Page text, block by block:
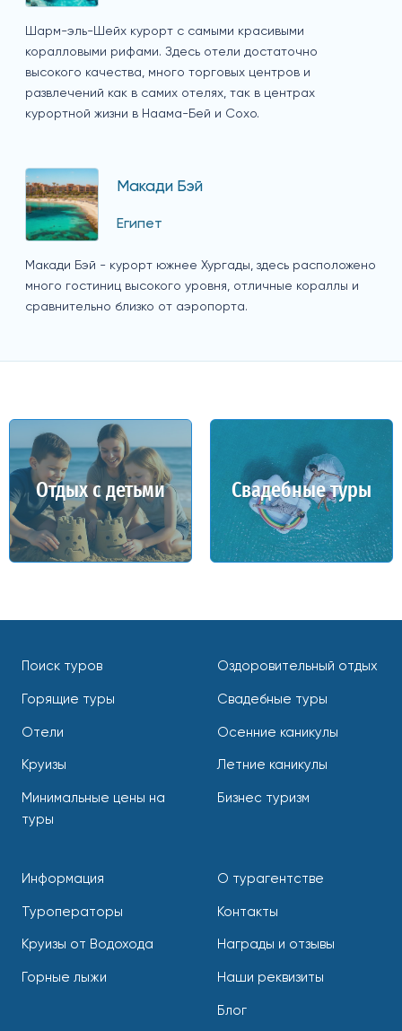
Шарм-эль-Шейх курорт с самыми красивыми
коралловыми рифами. Здесь отели достаточно
высокого качества, много торговых центров и
развлечений как в самих отелях, так в центрах
курортной жизни в Наама-Бей и Сохо.
Макади Бэй
Египет
Макади Бэй - курорт южнее Хургады, здесь расположено
много гостиниц высокого уровня, отличные кораллы и
сравнительно близко от аэропорта.
Отдых с детьми Свадебные туры
Поиск туров
Горящие туры
Отели
Круизы
Минимальные цены на
туры
Оздоровительный отдых
Свадебные туры
Осенние каникулы
Летние каникулы
Бизнес туризм
Информация
Туроператоры
Круизы от Водохода
Горные лыжи
О турагентстве
Контакты
Награды и отзывы
Наши реквизиты
Блог